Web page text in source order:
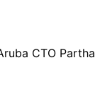
CTO Partha